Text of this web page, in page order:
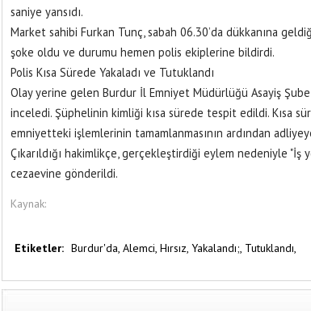
saniye yansıdı.
Market sahibi Furkan Tunç, sabah 06.30’da dükkanına
şoke oldu ve durumu hemen polis ekiplerine bildirdi.
Polis Kısa Sürede Yakaladı ve Tutuklandı
Olay yerine gelen Burdur İl Emniyet Müdürlüğü Asayiş
inceledi. Şüphelinin kimliği kısa sürede tespit edildi. Kısa
emniyetteki işlemlerinin tamamlanmasının ardından
Çıkarıldığı hakimlikçe, gerçekleştirdiği eylem nedeniyle "İş
cezaevine gönderildi.
Kaynak:
Etiketler: Burdur'da, Alemci, Hırsız, Yakalandı;, Tutuklandı,